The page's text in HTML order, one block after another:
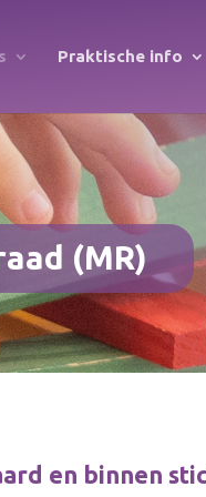
Praktische info
(MR)
en binnen